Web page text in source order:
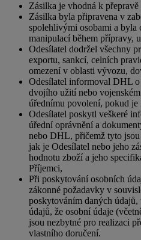
Zásilka je vhodná k
Zásilka byla připravena v
spolehlivými osobami a byla
manipulací během přípravy,
Odesílatel dodržel všechny
exportu, sankcí, celních
omezení v oblasti vývozu,
Odesílatel informoval DHL
dvojího užití nebo
úřednímu povolení, pokud je
Odesílatel poskytl veškeré
úřední oprávnění a
nebo DHL, přičemž tyto
jak je Odesílatel nebo jeho
hodnotu zboží a jeho
Příjemci,
Při poskytování osobních
zákonné požadavky v
poskytováním daných
údajů, že osobní údaje
jsou nezbytné pro realizaci
vlastního doručení.